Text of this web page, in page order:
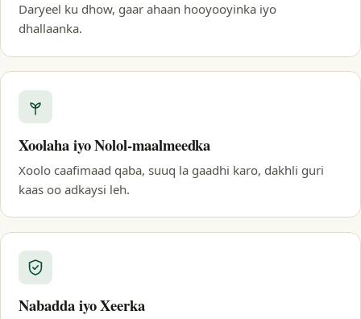
Daryeel ku dhow, gaar ahaan hooyooyinka iyo
dhallaanka.
Xoolaha iyo Nolol-maalmeedka
Xoolo caafimaad qaba, suuq la gaadhi karo, dakhli guri
kaas oo adkaysi leh.
Nabadda iyo Xeerka